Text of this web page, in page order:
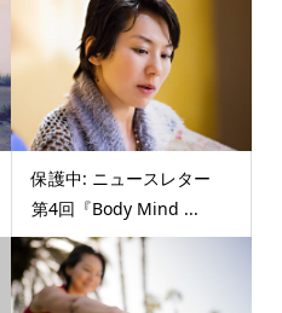
保護中: ニュースレター
第4回『Body Mind ...